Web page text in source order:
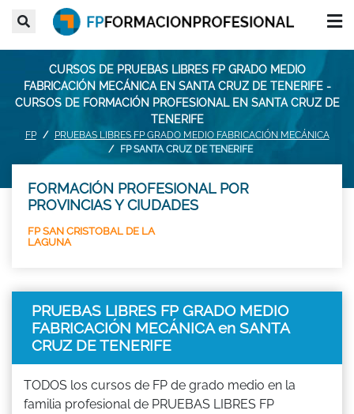
CURSOS DE PRUEBAS LIBRES FP GRADO MEDIO
FABRICACIÓN MECÁNICA EN SANTA CRUZ DE TENERIFE -
CURSOS DE FORMACIÓN PROFESIONAL EN SANTA CRUZ DE
TENERIFE
FP
PRUEBAS LIBRES FP GRADO MEDIO FABRICACIÓN MECÁNICA
FP SANTA CRUZ DE TENERIFE
FORMACIÓN PROFESIONAL POR
PROVINCIAS Y CIUDADES
FP SAN CRISTOBAL DE LA
LAGUNA
PRUEBAS LIBRES FP GRADO MEDIO
FABRICACIÓN MECÁNICA en SANTA
CRUZ DE TENERIFE
TODOS los cursos de FP de grado medio en la
familia profesional de PRUEBAS LIBRES FP